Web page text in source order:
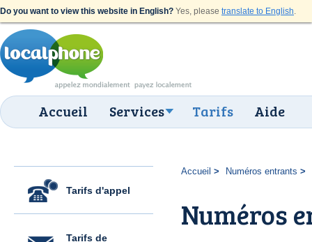
Do you want to view this website in English? Yes, please translate to English.
Accueil Services Tarifs Aide
Tarifs d'appel
Tarifs de
Accueil Numéros entrants
Numéros